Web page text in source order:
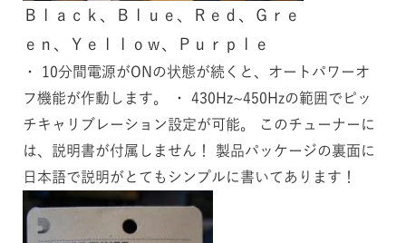
Ｂｌａｃｋ、Ｂｌｕｅ、Ｒｅｄ、Ｇｒｅ
ｅｎ、Ｙｅｌｌｏｗ、Ｐｕｒｐｌｅ
・ 10分間電源がONの状態が続くと、オートパワーオ
フ機能が作動します。 ・ 430Hz~450Hzの範囲でピッ
チキャリブレーション設定が可能。 このチューナーに
は、説明書が付属しません！ 製品パッケージの裏面に
日本語で説明がとてもシンプルに書いてあります！